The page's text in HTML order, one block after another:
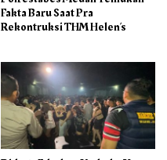
Fakta Baru Saat Pra
Rekontruksi THM Helen’s